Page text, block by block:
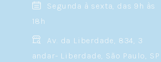
Segunda à sexta, das 9h às
18h
Av. da Liberdade, 834, 3
andar- Liberdade, São Paulo, SP